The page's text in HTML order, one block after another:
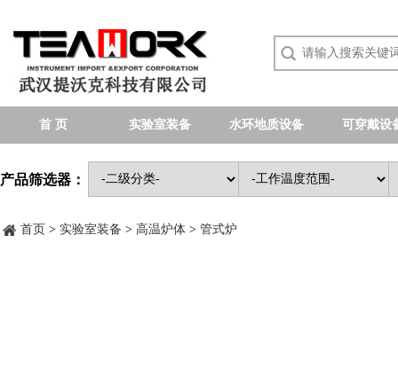
首 页 实验室装备 水环地质设备 可穿戴设
产品筛选器：
首页 > 实验室装备 > 高温炉体> 管式炉